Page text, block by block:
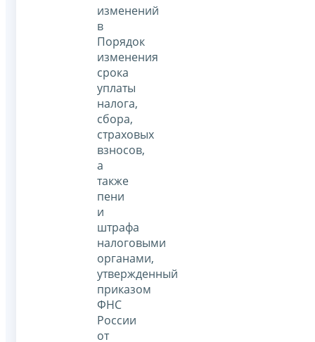
изменений
в
Порядок
изменения
срока
уплаты
налога,
сбора,
страховых
взносов,
а
также
пени
и
штрафа
налоговыми
органами,
утвержденный
приказом
ФНС
России
от